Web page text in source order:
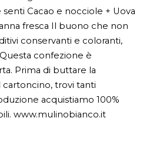
Cacao e nocciole + Uova
fresca Il buono che non
conservanti e coloranti,
confezione è
Prima di buttare la
trovi tanti
acquistiamo 100%
www.mulinobianco.it